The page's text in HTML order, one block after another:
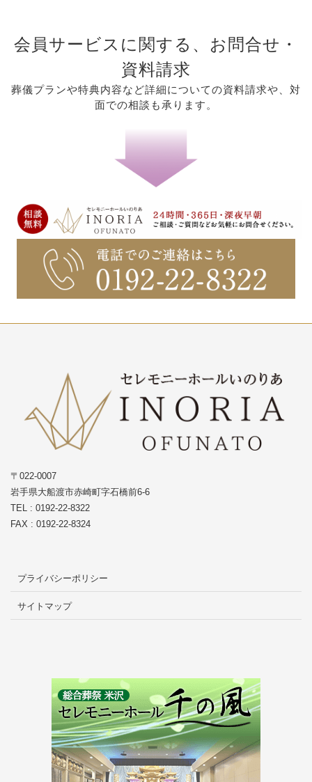
会員サービスに関する、お問合せ・
資料請求
葬儀プランや特典内容など詳細についての資料請求や、対
面での相談も承ります。
〒022-0007
岩手県大船渡市赤崎町字石橋前6-6
TEL : 0192-22-8322
FAX : 0192-22-8324
プライバシーポリシー
サイトマップ